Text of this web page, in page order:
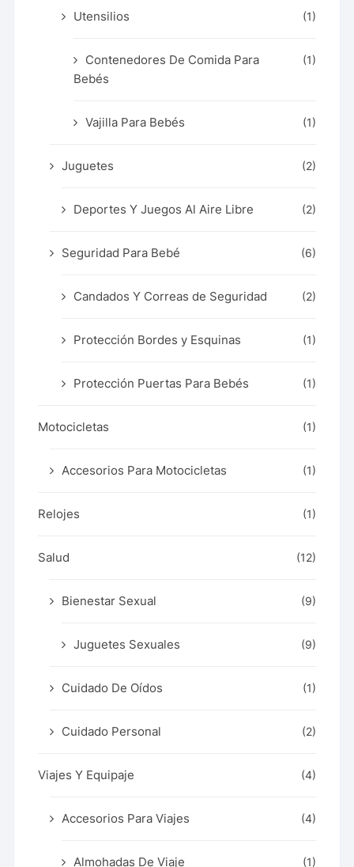
Utensilios (1)
Contenedores De Comida Para
Bebés
(1)
Vajilla Para Bebés (1)
Juguetes (2)
Deportes Y Juegos Al Aire Libre (2)
Seguridad Para Bebé (6)
Candados Y Correas de Seguridad (2)
Protección Bordes y Esquinas (1)
Protección Puertas Para Bebés (1)
Motocicletas (1)
Accesorios Para Motocicletas (1)
Relojes (1)
Salud (12)
Bienestar Sexual (9)
Juguetes Sexuales (9)
Cuidado De Oídos (1)
Cuidado Personal (2)
Viajes Y Equipaje (4)
Accesorios Para Viajes (4)
Almohadas De Viaje (1)